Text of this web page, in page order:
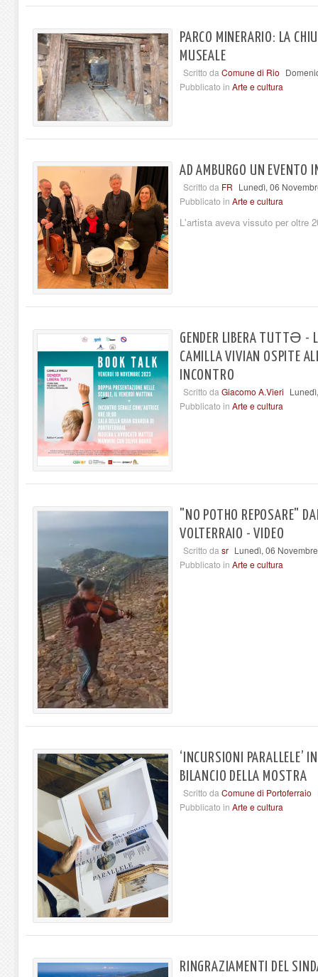
PARCO MINERARIO: LA
MUSEALE
Scritto da Comune di Rio
Pubblicato in Arte e cultura
AD AMBURGO UN EVENTO
Scritto da FR Lunedì, 06
Pubblicato in Arte e cultura
L'artista aveva vissuto per oltre
GENDER LIBERA TUTTƏ -
CAMILLA VIVIAN OSPITE
INCONTRO
Scritto da Giacomo A.Vieri
Pubblicato in Arte e cultura
"NO POTHO REPOSARE"
VOLTERRAIO - VIDEO
Scritto da sr Lunedì, 06
Pubblicato in Arte e cultura
‘INCURSIONI PARALLELE’
BILANCIO DELLA MOSTRA
Scritto da Comune di Portoferraio
Pubblicato in Arte e cultura
RINGRAZIAMENTI DEL